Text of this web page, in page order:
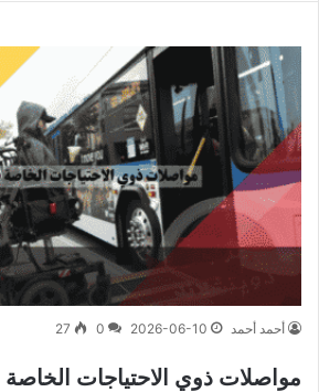
أحمد أحمد 2026-06-10
0
27